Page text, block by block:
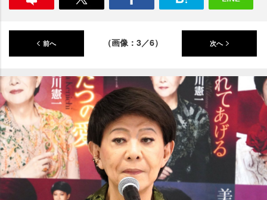
前へ （画像：3／6） 次へ